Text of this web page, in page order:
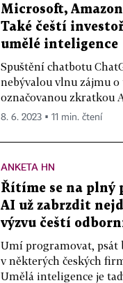
Microsoft,
Také čeští
umělé inteligence
Spuštění chatbotu
nebývalou vlnu zájmu
označovanou zkratkou
8. 6. 2023 ▪ 11 min. čtení
ANKETA HN
Řítíme se na plný
AI už zabrzdit
výzvu čeští
Umí programovat, psát
v některých českých
Umělá inteligence je